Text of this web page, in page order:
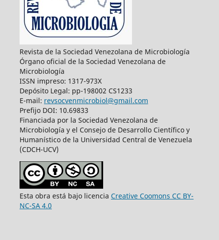
Revista de la Sociedad Venezolana de Microbiología
Órgano oficial de la Sociedad Venezolana de
Microbiología
ISSN impreso: 1317-973X
Depósito Legal: pp-198002 CS1233
E-mail: revsocvenmicrobiol@gmail.com
Prefijo DOI: 10.69833
Financiada por la Sociedad Venezolana de
Microbiología y el Consejo de Desarrollo Científico y
Humanístico de la Universidad Central de Venezuela
(CDCH-UCV)
Esta obra está bajo licencia Creative Coomons CC BY-
NC-SA 4.0